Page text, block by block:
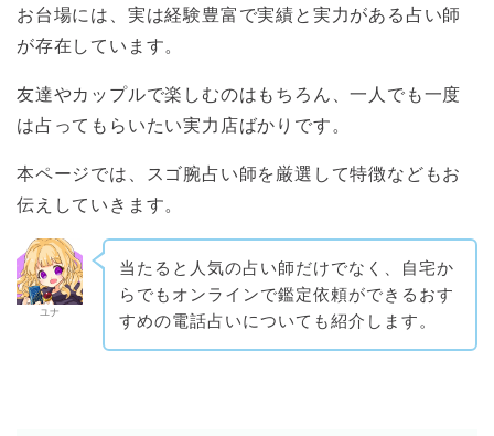
お台場には、実は経験豊富で実績と実力がある占い師
が存在しています。
友達やカップルで楽しむのはもちろん、一人でも一度
は占ってもらいたい実力店ばかりです。
本ページでは、スゴ腕占い師を厳選して特徴などもお
伝えしていきます。
ユナ
当たると人気の占い師だけでなく、自宅か
らでもオンラインで鑑定依頼ができるおす
すめの電話占いについても紹介します。